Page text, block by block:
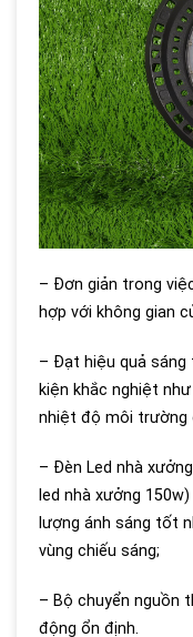
– Đơn giản trong
hợp với không gian
– Đạt hiệu quả
kiện khắc nghiệt
nhiệt độ môi trường
– Đèn Led nhà
led nhà xưởng
lượng ánh sáng tốt
vùng chiếu sáng;
– Bộ chuyển nguồn
động ổn định.